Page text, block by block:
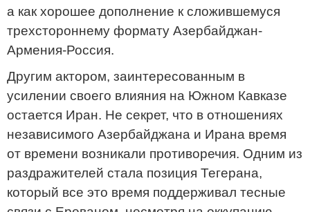
а как хорошее дополнение к сложившемуся
трехстороннему формату Азербайджан-
Армения-Россия.
Другим актором, заинтересованным в
усилении своего влияния на Южном Кавказе
остается Иран. Не секрет, что в отношениях
независимого Азербайджана и Ирана время
от времени возникали противоречия. Одним из
раздражителей стала позиция Тегерана,
который все это время поддерживал тесные